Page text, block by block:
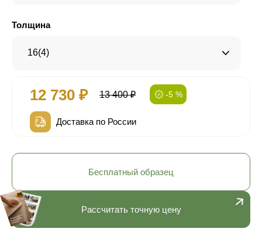
Толщина
16(4)
12 730 ₽ 13 400 ₽ -5 %
Доставка по России
Рассчитать точную цену
Бесплатный образец